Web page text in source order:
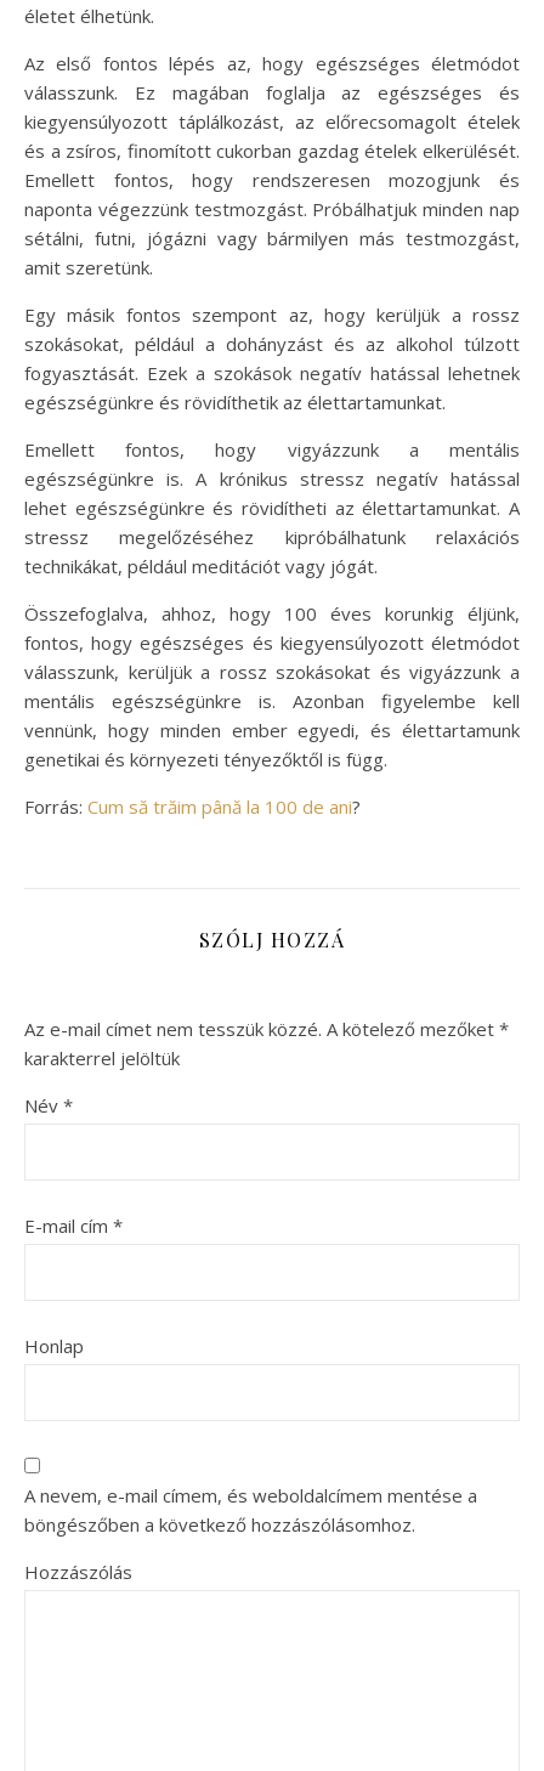
életet élhetünk.
Az első fontos lépés az, hogy egészséges életmódot
válasszunk. Ez magában foglalja az egészséges és
kiegyensúlyozott táplálkozást, az előrecsomagolt ételek
és a zsíros, finomított cukorban gazdag ételek elkerülését.
Emellett fontos, hogy rendszeresen mozogjunk és
naponta végezzünk testmozgást. Próbálhatjuk minden nap
sétálni, futni, jógázni vagy bármilyen más testmozgást,
amit szeretünk.
Egy másik fontos szempont az, hogy kerüljük a rossz
szokásokat, például a dohányzást és az alkohol túlzott
fogyasztását. Ezek a szokások negatív hatással lehetnek
egészségünkre és rövidíthetik az élettartamunkat.
Emellett fontos, hogy vigyázzunk a mentális
egészségünkre is. A krónikus stressz negatív hatással
lehet egészségünkre és rövidítheti az élettartamunkat. A
stressz megelőzéséhez kipróbálhatunk relaxációs
technikákat, például meditációt vagy jógát.
Összefoglalva, ahhoz, hogy 100 éves korunkig éljünk,
fontos, hogy egészséges és kiegyensúlyozott életmódot
válasszunk, kerüljük a rossz szokásokat és vigyázzunk a
mentális egészségünkre is. Azonban figyelembe kell
vennünk, hogy minden ember egyedi, és élettartamunk
genetikai és környezeti tényezőktől is függ.
Forrás: Cum să trăim până la 100 de ani?
SZÓLJ HOZZÁ
Az e-mail címet nem tesszük közzé. A kötelező mezőket *
karakterrel jelöltük
Név *
E-mail cím *
Honlap
A nevem, e-mail címem, és weboldalcímem mentése a
böngészőben a következő hozzászólásomhoz.
Hozzászólás